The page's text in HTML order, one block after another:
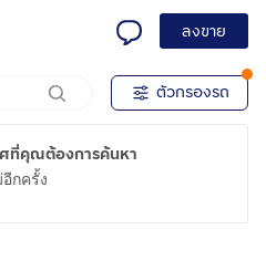
ลงขาย
ตัวกรองรถ
ที่คุณต้องการค้นหา
กครั้ง